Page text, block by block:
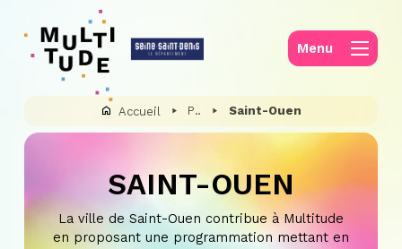
Menu
Accueil Partenaires et mécènes Saint-Ouen
SAINT-OUEN
La ville de Saint-Ouen contribue à Multitude
en proposant une programmation mettant en
Panneau de gestion des cookies